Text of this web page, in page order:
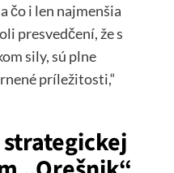
čo i len najmenšia
presvedčení, že s
sily, sú plne
príležitosti,“